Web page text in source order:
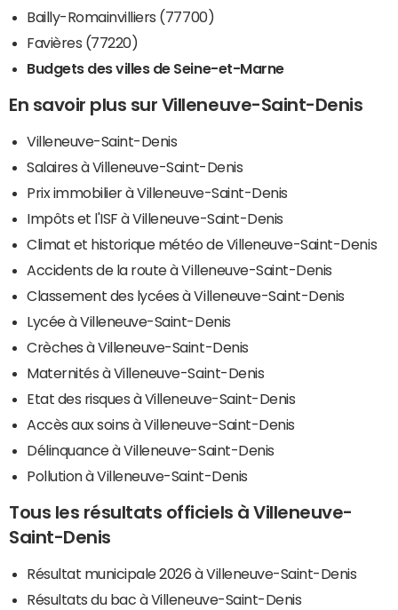
Bailly-Romainvilliers (77700)
Favières (77220)
Budgets des villes de Seine-et-Marne
En savoir plus sur Villeneuve-Saint-Denis
Villeneuve-Saint-Denis
Salaires à Villeneuve-Saint-Denis
Prix immobilier à Villeneuve-Saint-Denis
Impôts et l'ISF à Villeneuve-Saint-Denis
Climat et historique météo de Villeneuve-Saint-Denis
Accidents de la route à Villeneuve-Saint-Denis
Classement des lycées à Villeneuve-Saint-Denis
Lycée à Villeneuve-Saint-Denis
Crèches à Villeneuve-Saint-Denis
Maternités à Villeneuve-Saint-Denis
Etat des risques à Villeneuve-Saint-Denis
Accès aux soins à Villeneuve-Saint-Denis
Délinquance à Villeneuve-Saint-Denis
Pollution à Villeneuve-Saint-Denis
Tous les résultats officiels à Villeneuve-
Saint-Denis
Résultat municipale 2026 à Villeneuve-Saint-Denis
Résultats du bac à Villeneuve-Saint-Denis